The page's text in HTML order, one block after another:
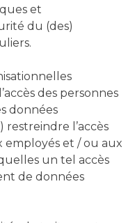
et
du (des)
des personnes
données
restreindre l’accès
employés et / ou aux
un tel accès
de données